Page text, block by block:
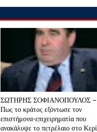
ΣΩΤΗΡΗΣ ΣΟΦΙΑΝΟΠΟΥΛΟΣ –
Πως το κράτος εξόντωσε τον
επιστήμονα-επιχειρηματία που
ανακάλυψε το πετρέλαιο στο Κερί